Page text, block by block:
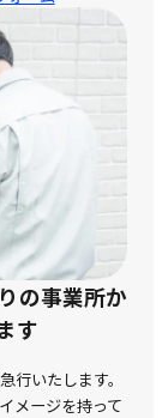
の事業所か
す
行いたします。
メージを持って